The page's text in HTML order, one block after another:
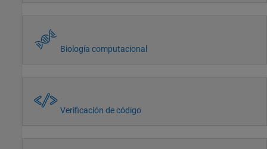
Biología computacional
Verificación de código